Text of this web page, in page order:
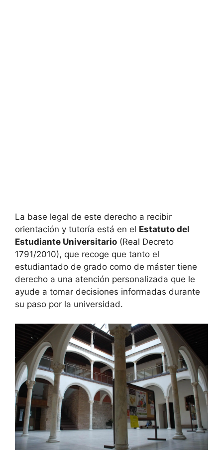
La base legal de este derecho a recibir
orientación y tutoría está en el Estatuto del
Estudiante Universitario (Real Decreto
1791/2010), que recoge que tanto el
estudiantado de grado como de máster tiene
derecho a una atención personalizada que le
ayude a tomar decisiones informadas durante
su paso por la universidad.